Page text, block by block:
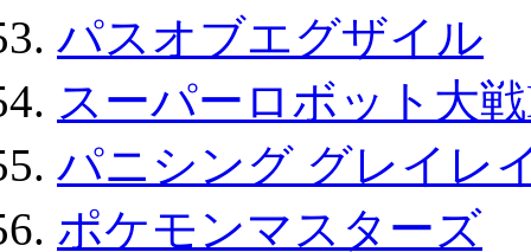
パスオブエグザイル
スーパーロボット大
パニシング グレイレ
ポケモンマスターズ